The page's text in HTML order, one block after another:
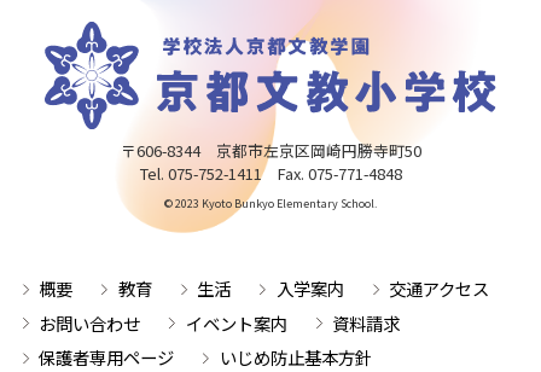
〒606-8344 京都市左京区岡崎円勝寺町50
Tel. 075-752-1411 Fax. 075-771-4848
© 2023 Kyoto Bunkyo Elementary School.
概要 教育 生活 入学案内
交通アクセス
お問い合わせ
イベント案内
資料請求
保護者専用ページ
いじめ防止基本方針